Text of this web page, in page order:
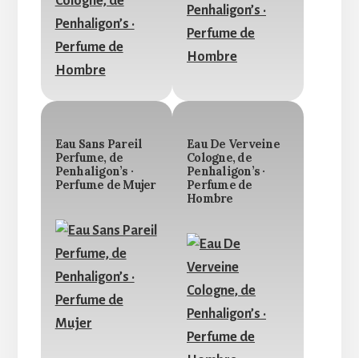
Eau Sans Pareil
Perfume, de
Penhaligon’s ·
Perfume de Mujer
Eau De Verveine
Cologne, de
Penhaligon’s ·
Perfume de
Hombre